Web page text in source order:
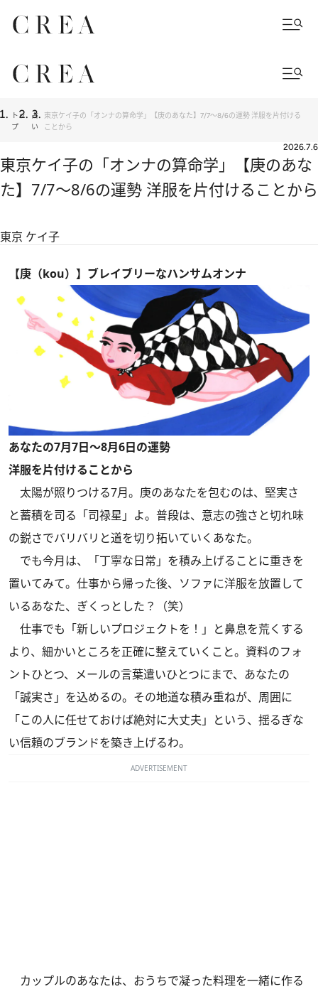
トッ
プ
占
い
東京ケイ子の「オンナの算命学」【庚のあなた】7/7～8/6の運勢 洋服を片付ける
ことから
2026.7.6
東京ケイ子の「オンナの算命学」【庚のあな
た】7/7～8/6の運勢 洋服を片付けることから
東京 ケイ子
【庚（kou）】ブレイブリーなハンサムオンナ
あなたの7月7日～8月6日の運勢
洋服を片付けることから
太陽が照りつける7月。庚のあなたを包むのは、堅実さ
と蓄積を司る「司禄星」よ。普段は、意志の強さと切れ味
の鋭さでバリバリと道を切り拓いていくあなた。
でも今月は、「丁寧な日常」を積み上げることに重きを
置いてみて。仕事から帰った後、ソファに洋服を放置して
いるあなた、ぎくっとした？（笑）
仕事でも「新しいプロジェクトを！」と鼻息を荒くする
より、細かいところを正確に整えていくこと。資料のフォ
ントひとつ、メールの言葉遣いひとつにまで、あなたの
「誠実さ」を込めるの。その地道な積み重ねが、周囲に
「この人に任せておけば絶対に大丈夫」という、揺るぎな
い信頼のブランドを築き上げるわ。
ADVERTISEMENT
カップルのあなたは、おうちで凝った料理を一緒に作る